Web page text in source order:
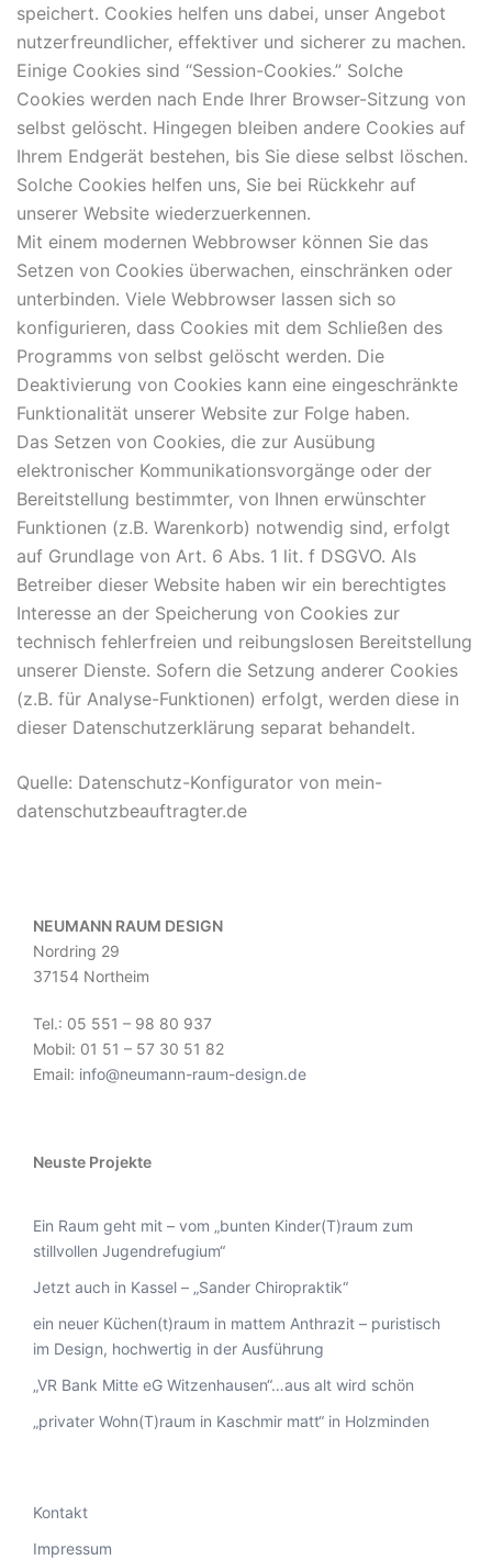
speichert. Cookies helfen uns dabei, unser Angebot
nutzerfreundlicher, effektiver und sicherer zu machen.
Einige Cookies sind “Session-Cookies.” Solche
Cookies werden nach Ende Ihrer Browser-Sitzung von
selbst gelöscht. Hingegen bleiben andere Cookies auf
Ihrem Endgerät bestehen, bis Sie diese selbst löschen.
Solche Cookies helfen uns, Sie bei Rückkehr auf
unserer Website wiederzuerkennen.
Mit einem modernen Webbrowser können Sie das
Setzen von Cookies überwachen, einschränken oder
unterbinden. Viele Webbrowser lassen sich so
konfigurieren, dass Cookies mit dem Schließen des
Programms von selbst gelöscht werden. Die
Deaktivierung von Cookies kann eine eingeschränkte
Funktionalität unserer Website zur Folge haben.
Das Setzen von Cookies, die zur Ausübung
elektronischer Kommunikationsvorgänge oder der
Bereitstellung bestimmter, von Ihnen erwünschter
Funktionen (z.B. Warenkorb) notwendig sind, erfolgt
auf Grundlage von Art. 6 Abs. 1 lit. f DSGVO. Als
Betreiber dieser Website haben wir ein berechtigtes
Interesse an der Speicherung von Cookies zur
technisch fehlerfreien und reibungslosen Bereitstellung
unserer Dienste. Sofern die Setzung anderer Cookies
(z.B. für Analyse-Funktionen) erfolgt, werden diese in
dieser Datenschutzerklärung separat behandelt.
Quelle: Datenschutz-Konfigurator von mein-
datenschutzbeauftragter.de
NEUMANN RAUM DESIGN
Nordring 29
37154 Northeim
Tel.: 05 551 – 98 80 937
Mobil: 01 51 – 57 30 51 82
Email: info@neumann-raum-design.de
Neuste Projekte
Ein Raum geht mit – vom „bunten Kinder(T)raum zum
stillvollen Jugendrefugium“
Jetzt auch in Kassel – „Sander Chiropraktik“
ein neuer Küchen(t)raum in mattem Anthrazit – puristisch
im Design, hochwertig in der Ausführung
„VR Bank Mitte eG Witzenhausen“…aus alt wird schön
„privater Wohn(T)raum in Kaschmir matt“ in Holzminden
Kontakt
Impressum